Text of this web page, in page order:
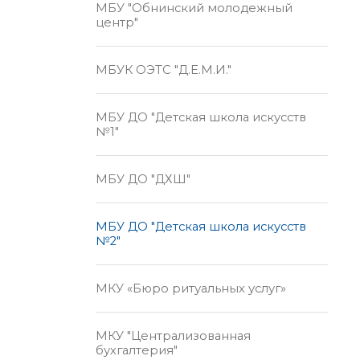
МБУ "Обнинский молодежный
центр"
МБУК ОЭТС "Д.Е.М.И."
МБУ ДО "Детская школа искусств
№1"
МБУ ДО "ДХШ"
МБУ ДО "Детская школа искусств
№2"
МКУ «Бюро ритуальных услуг»
МКУ "Централизованная
бухгалтерия"